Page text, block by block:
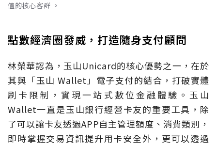
值的核心客群 。
點數經濟圈發威，打造隨身支付顧問
林榮華認為，玉山Unicard的核心優勢之一，在於
其與「玉山 Wallet」電子支付的結合，打破實體
刷卡限制，實現一站式數位金融體驗。玉山
Wallet一直是玉山銀行經營卡友的重要工具，除
了可以讓卡友透過APP自主管理額度、消費類別，
即時掌握交易資訊提升用卡安全外，更可以透過